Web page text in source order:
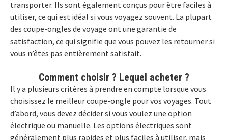
transporter. Ils sont également conçus pour être faciles à
utiliser, ce qui est idéal si vous voyagez souvent. La plupart
des coupe-ongles de voyage ont une garantie de
satisfaction, ce qui signifie que vous pouvez les retourner si
vous n’êtes pas entièrement satisfait.
Comment choisir ? Lequel acheter ?
Il y a plusieurs critères à prendre en compte lorsque vous
choisissez le meilleur coupe-ongle pour vos voyages. Tout
d’abord, vous devez décider si vous voulez une option
électrique ou manuelle. Les options électriques sont
généralement plus rapides et plus faciles à utiliser, mais